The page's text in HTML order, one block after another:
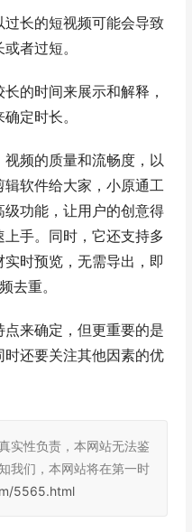
长的短视频可能会导致
者过短。
的时间来展示和解释，
定时长。
频的质量和流畅度，以
软件给大家，小原通工
功能，让用户的创意得
手。同时，它还支持多
时预览，无需导出，即
去重。
来确定，但更重要的是
还要关注其他因素的优
实性负责，本网站无法鉴
我们，本网站将在第一时
5565.html